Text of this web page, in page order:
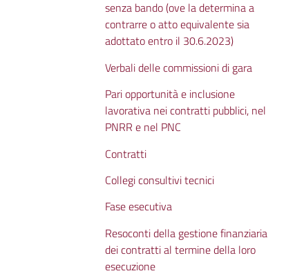
senza bando (ove la determina a
contrarre o atto equivalente sia
adottato entro il 30.6.2023)
Verbali delle commissioni di gara
Pari opportunità e inclusione
lavorativa nei contratti pubblici, nel
PNRR e nel PNC
Contratti
Collegi consultivi tecnici
Fase esecutiva
Resoconti della gestione finanziaria
dei contratti al termine della loro
esecuzione